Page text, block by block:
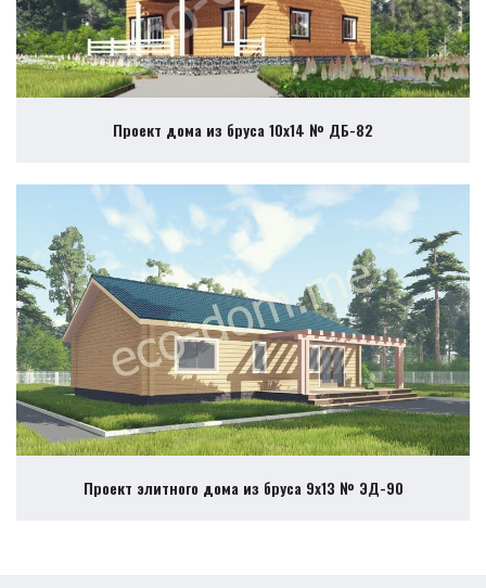
Проект дома из бруса 10х14 № ДБ-82
Проект элитного дома из бруса 9х13 № ЭД-90